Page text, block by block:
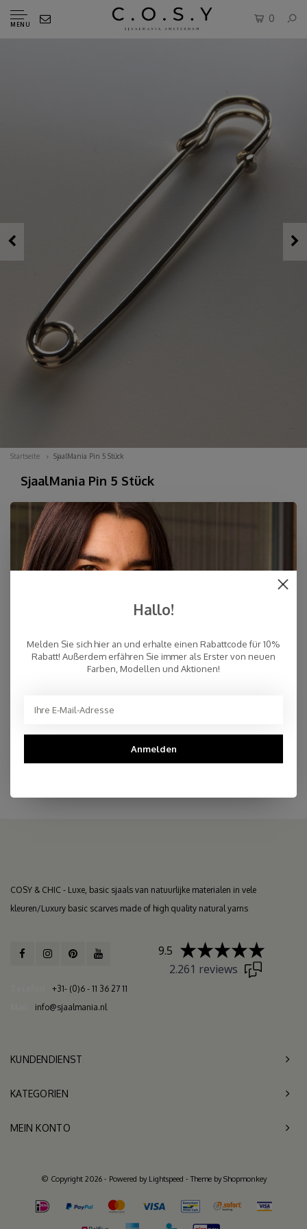
MENU
0
Startseite SjaalMania Pin 5 Stück
SjaalMania Pin 5 Stück
Beschreibung anzeigen
anzeigen
SjaalMania Pin 5 Stück. Ideal zum Befestigen von
Grobstrickjacken oder Schals. Silberfarben, 8,5 cm lang.
Kostenloser Versand innerhalb der Niederlande, auch Abholung
COSY & CHIC - Luxe, basic sjaals van natuurlijke materialen in vele
kleuren/Luxury basic scarves made of high quality natural yarns
+31- (0)6 - 11 36 27 11
info@sjaalmania.nl
9.5
2.261 reviews
KUNDENDIENST
KATEGORIEN
MEIN KONTO
© Copyright 2026 - Powered by Lightspeed - Theme byShopmonkey
Hallo!
Melden Sie sich hier an und erhalte einen Rabattcode für 10%
Rabatt! Außerdem erfähren Sie immer als Erster von neuen
Farben, Modellen und Aktionen!
Anmelden